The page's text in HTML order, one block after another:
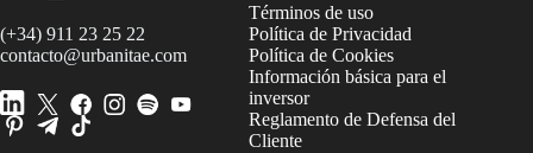
(+34) 911 23 25 22
contacto@urbanitae.com
Términos de uso
Política de Privacidad
Política de Cookies
Información básica para el
inversor
Reglamento de Defensa del
Cliente